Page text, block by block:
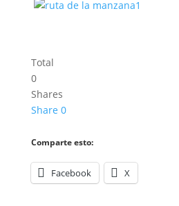
Total
0
Shares
Share 0
Comparte esto:
Facebook X